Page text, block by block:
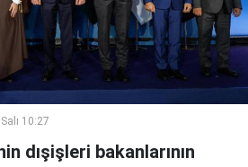
10:27
dışişleri bakanlarının